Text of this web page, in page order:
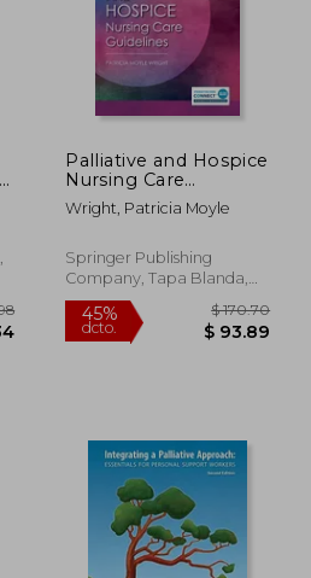
40%
dcto.
Palliative and Hospice
Nursing Care
Guidelines (en Inglés)
Wright, Patricia Moyle
Springer Publishing
Company, Tapa Blanda,
Nuevo